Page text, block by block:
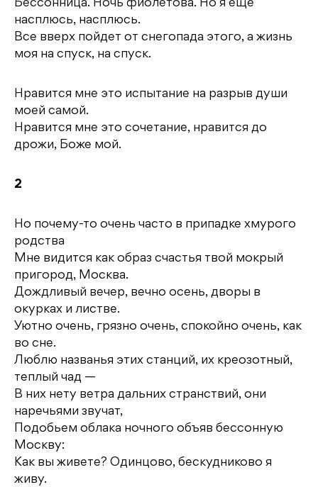
Бессонница. Ночь фиолетова. Но я еще
насплюсь, насплюсь.
Все вверх пойдет от снегопада этого, а жизнь
моя на спуск, на спуск.
Нравится мне это испытание на разрыв души
моей самой.
Нравится мне это сочетание, нравится до
дрожи, Боже мой.
2
Но почему-то очень часто в припадке хмурого
родства
Мне видится как образ счастья твой мокрый
пригород, Москва.
Дождливый вечер, вечно осень, дворы в
окурках и листве.
Уютно очень, грязно очень, спокойно очень, как
во сне.
Люблю названья этих станций, их креозотный,
теплый чад —
В них нету ветра дальних странствий, они
наречьями звучат,
Подобьем облака ночного объяв бессонную
Москву:
Как вы живете? Одинцово, бескудниково я
живу.